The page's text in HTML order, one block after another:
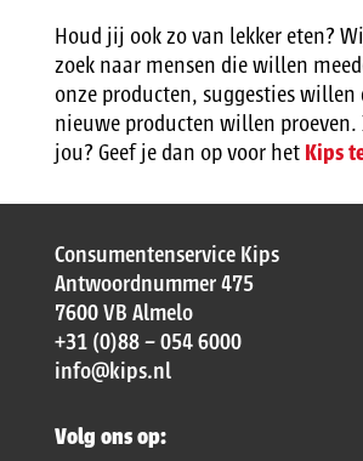
Houd jij ook zo van lekker eten?
zoek naar mensen die willen
onze producten, suggesties willen
nieuwe producten willen
jou? Geef je dan op voor het Kips
Consumentenservice Kips
Antwoordnummer 475
7600 VB Almelo
+31 (0)88 – 054 6000
info@kips.nl
Volg ons op: